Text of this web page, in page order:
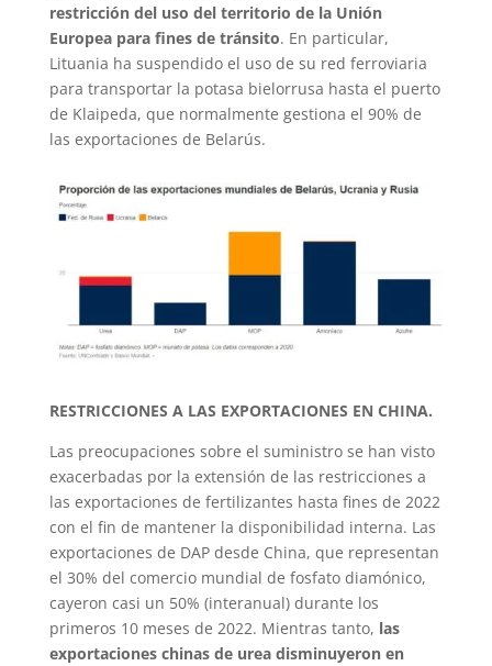
restricción del uso del territorio de la Unión
Europea para fines de tránsito. En particular,
Lituania ha suspendido el uso de su red ferroviaria
para transportar la potasa bielorrusa hasta el puerto
de Klaipeda, que normalmente gestiona el 90% de
las exportaciones de Belarús.
RESTRICCIONES A LAS EXPORTACIONES EN CHINA.
Las preocupaciones sobre el suministro se han visto
exacerbadas por la extensión de las restricciones a
las exportaciones de fertilizantes hasta fines de 2022
con el fin de mantener la disponibilidad interna. Las
exportaciones de DAP desde China, que representan
el 30% del comercio mundial de fosfato diamónico,
cayeron casi un 50% (interanual) durante los
primeros 10 meses de 2022. Mientras tanto, las
exportaciones chinas de urea disminuyeron en